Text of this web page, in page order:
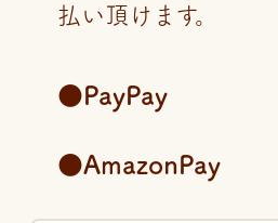
払い頂けます。
●PayPay
●AmazonPay